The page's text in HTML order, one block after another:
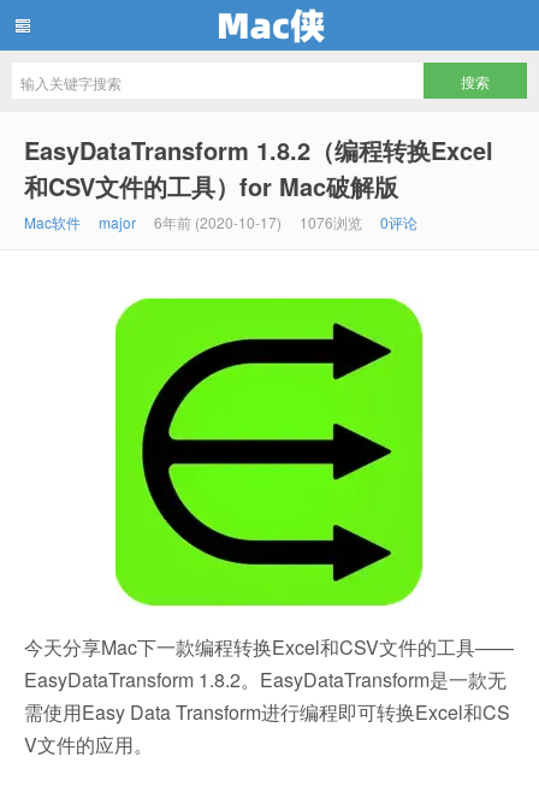
EasyDataTransform 1.8.2（编程转换Excel
和CSV文件的工具）for Mac破解版
Mac软件 major 6年前 (2020-10-17) 1076浏览 0评论
今天分享Mac下一款编程转换Excel和CSV文件的工具——
EasyDataTransform 1.8.2。EasyDataTransform是一款无
需使用Easy Data Transform进行编程即可转换Excel和CS
V文件的应用。